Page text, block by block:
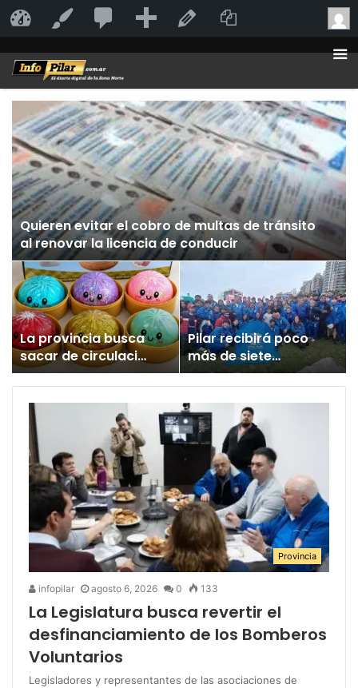
Quieren evitar el cobro de multas de tránsito
al renovar la licencia de conducir
La provincia busca
sacar de circulación
un juguete
«altamente tóxico»
Pilar recibirá poco
más de siete
millones para los
Juegos
Bonaerenses
Provincia
infopilar agosto 6, 2026 0 133
La Legislatura busca revertir el
desfinanciamiento de los Bomberos
Voluntarios
Legisladores y representantes de las asociaciones de
InfoPilar Personalizar
moderación
Añadir Duplicate